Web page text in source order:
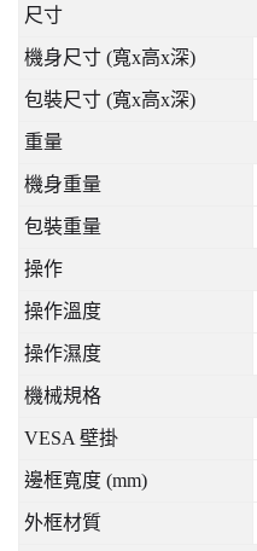
尺寸
機身尺寸 (寬x高x深)
包裝尺寸 (寬x高x深)
重量
機身重量
包裝重量
操作
操作溫度
操作濕度
機械規格
VESA 壁掛
邊框寬度 (mm)
外框材質